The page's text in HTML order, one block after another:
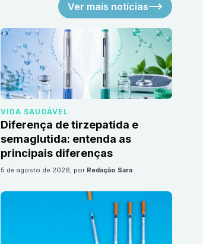
Ver mais notícias
VIDA SAUDÁVEL
Diferença de tirzepatida e
semaglutida: entenda as
principais diferenças
5 de agosto de 2026, por Redação Sara